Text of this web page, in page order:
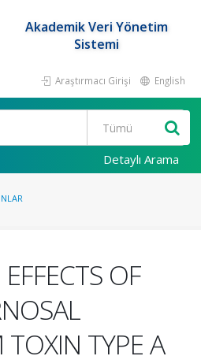
Akademik Veri Yönetim
Sistemi
Araştırmacı Girişi English
Detaylı Arama
OF
TYPE A